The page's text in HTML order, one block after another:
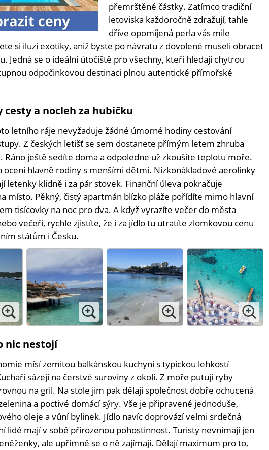
přemrštěné částky. Zatímco tradiční
letoviska každoročně zdražují, tahle
dříve opomíjená perla vás mile
si iluzi exotiky, aniž byste po návratu z dovolené museli obracet
Jedná se o ideální útočiště pro všechny, kteří hledají chytrou
odpočinkovou destinaci plnou autentické přímořské
cesty a nocleh za hubičku
letního ráje nevyžaduje žádné úmorné hodiny cestování
Z českých letišť se sem dostanete přímým letem zhruba
Ráno ještě sedíte doma a odpoledne už zkoušíte teplotu moře.
ocení hlavně rodiny s menšími dětmi. Nízkonákladové aerolinky
letenky klidně i za pár stovek. Finanční úleva pokračuje
místo. Pěkný, čistý apartmán blízko pláže pořídíte mimo hlavní
tisícovky na noc pro dva. A když vyrazíte večer do města
večeři, rychle zjistíte, že i za jídlo tu utratíte zlomkovou cenu
státům i Česku.
nic nestojí
mísí zemitou balkánskou kuchyni s typickou lehkostí
sázejí na čerstvé suroviny z okolí. Z moře putují ryby
na gril. Na stole jim pak dělají společnost dobře ochucená
a poctivé domácí sýry. Vše je připravené jednoduše,
oleje a vůní bylinek. Jídlo navíc doprovází velmi srdečná
lidé mají v sobě přirozenou pohostinnost. Turisty nevnímají jen
ale upřímně se o ně zajímají. Dělají maximum pro to,